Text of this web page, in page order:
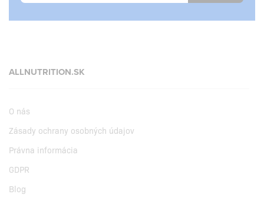
ALLNUTRITION.SK
O nás
Zásady ochrany osobných údajov
Právna informácia
GDPR
Blog